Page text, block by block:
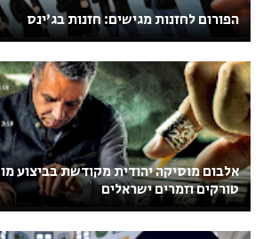
הפורום לחזנות מגישים: חזנות בג'ינס
אלבום מוסיקה יהודית מקודשת בביצוע
טורקים וזמרים ישראלים